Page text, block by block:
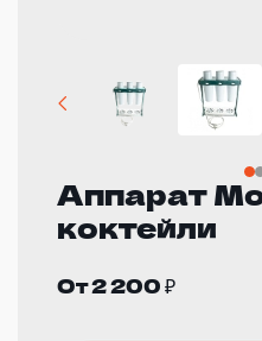
Аппарат
коктейли
От 2 200 ₽